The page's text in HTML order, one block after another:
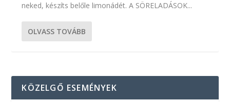
neked, készíts belőle limonádét. A SÖRELADÁSOK...
OLVASS TOVÁBB
KÖZELGŐ ESEMÉNYEK